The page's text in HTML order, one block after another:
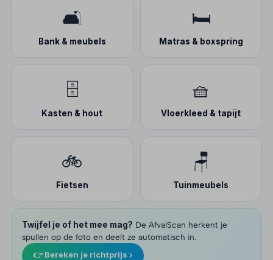
🛋️
Bank & meubels
🛏️
Matras & boxspring
🗄️
Kasten & hout
🧺
Vloerkleed & tapijt
🚲
Fietsen
🪑
Tuinmeubels
Twijfel je of het mee mag? De AfvalScan herkent je
spullen op de foto en deelt ze automatisch in.
👉 Bereken je richtprijs ›